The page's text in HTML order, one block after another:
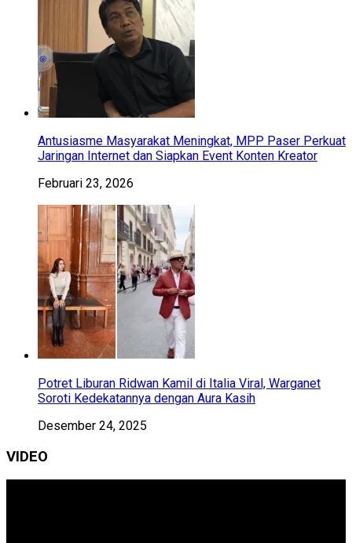
Antusiasme Masyarakat Meningkat, MPP Paser Perkuat
Jaringan Internet dan Siapkan Event Konten Kreator
Februari 23, 2026
Potret Liburan Ridwan Kamil di Italia Viral, Warganet
Soroti Kedekatannya dengan Aura Kasih
Desember 24, 2025
VIDEO